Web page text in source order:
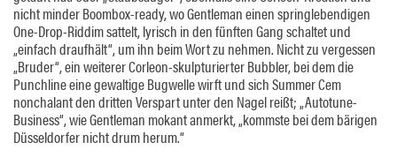
nicht minder Boombox-ready, wo Gentleman einen springlebendigen
One-Drop-Riddim sattelt, lyrisch in den fünften Gang schaltet und
„einfach draufhält“, um ihn beim Wort zu nehmen. Nicht zu vergessen
„Bruder“, ein weiterer Corleon-skulpturierter Bubbler, bei dem die
Punchline eine gewaltige Bugwelle wirft und sich Summer Cem
nonchalant den dritten Verspart unter den Nagel reißt; „Autotune-
Business“, wie Gentleman mokant anmerkt, „kommste bei dem bärigen
Düsseldorfer nicht drum herum.“